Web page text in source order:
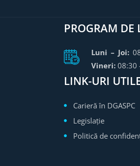
PROGRAM DE
Luni – Joi:
Vineri:08:30
LINK-URI
Carieră în DGASPC
Legislație
Politică de